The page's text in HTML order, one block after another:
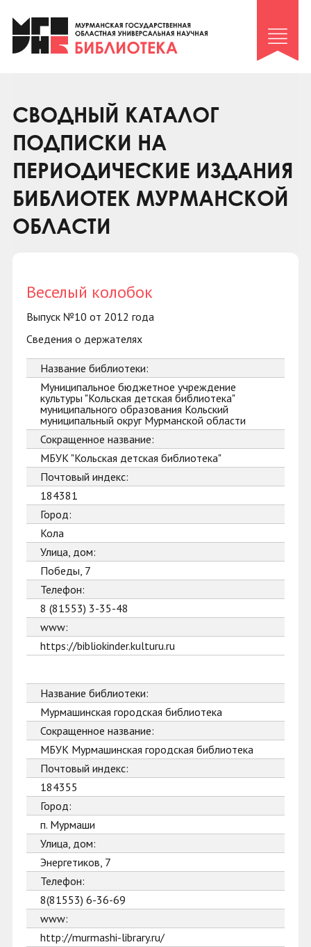
Клуб «Гиря и сельдерей»
Клуб «Семейный архив»
Коллегам
Контакты
СВОДНЫЙ КАТАЛОГ
ПОДПИСКИ НА
ПЕРИОДИЧЕСКИЕ ИЗДАНИЯ
БИБЛИОТЕК МУРМАНСКОЙ
ОБЛАСТИ
Веселый колобок
Выпуск №10 от 2012 года
Сведения о держателях
Название библиотеки:
Муниципальное бюджетное учреждение
культуры "Кольская детская библиотека"
муниципального образования Кольский
муниципальный округ Мурманской области
Сокращенное название:
МБУК "Кольская детская библиотека"
Почтовый индекс:
184381
Город:
Кола
Улица, дом:
Победы, 7
Телефон:
8 (81553) 3-35-48
www:
https://bibliokinder.kulturu.ru
Название библиотеки:
Мурмашинская городская библиотека
Сокращенное название:
МБУК Мурмашинская городская библиотека
Почтовый индекс:
184355
Город:
п. Мурмаши
Улица, дом:
Энергетиков, 7
Телефон:
8(81553) 6-36-69
www:
http://murmashi-library.ru/